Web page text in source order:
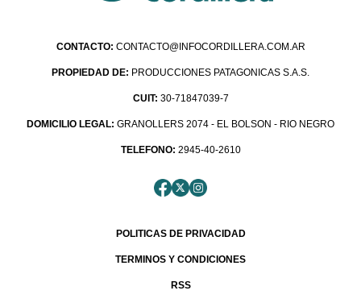
CONTACTO: CONTACTO@INFOCORDILLERA.COM.AR
PROPIEDAD DE: PRODUCCIONES PATAGONICAS S.A.S.
CUIT: 30-71847039-7
DOMICILIO LEGAL: GRANOLLERS 2074 - EL BOLSON - RIO NEGRO
TELEFONO: 2945-40-2610
POLITICAS DE PRIVACIDAD
TERMINOS Y CONDICIONES
RSS